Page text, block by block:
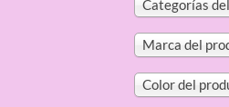
Categorías
Marca del
Color del